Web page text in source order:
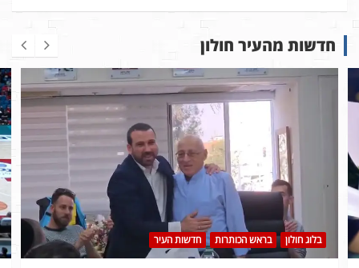
חדשות מהעיר חולון
בלוג חולון בראש הכותרות חדשות העיר